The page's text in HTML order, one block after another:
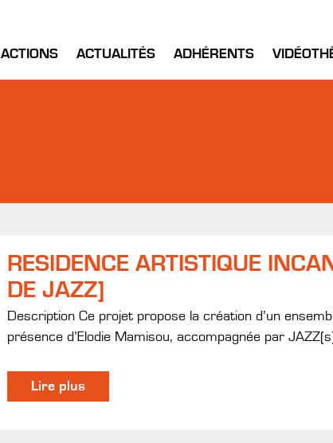
ACTIONS ACTUALITÉS ADHÉRENTS
RESIDENCE ARTISTIQUE
DE JAZZ]
Description Ce projet propose la création d’un
présence d’Elodie Mamisou, accompagnée par
Lire plus